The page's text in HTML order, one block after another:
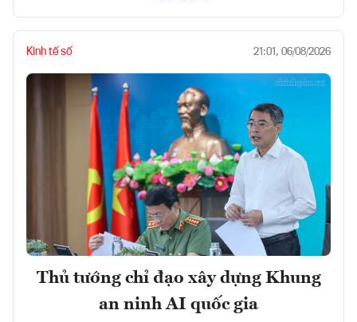
Kinh tế số 21:01, 06/08/2026
Thủ tướng chỉ đạo xây dựng Khung
an ninh AI quốc gia